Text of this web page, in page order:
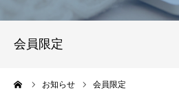
会員限定
お知らせ 会員限定